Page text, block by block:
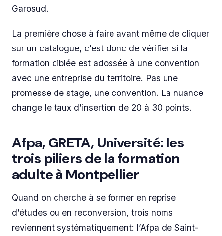
Garosud.
La première chose à faire avant même de cliquer
sur un catalogue, c’est donc de vérifier si la
formation ciblée est adossée à une convention
avec une entreprise du territoire. Pas une
promesse de stage, une convention. La nuance
change le taux d’insertion de 20 à 30 points.
Afpa, GRETA, Université: les
trois piliers de la formation
adulte à Montpellier
Quand on cherche à se former en reprise
d’études ou en reconversion, trois noms
reviennent systématiquement: l’Afpa de Saint-